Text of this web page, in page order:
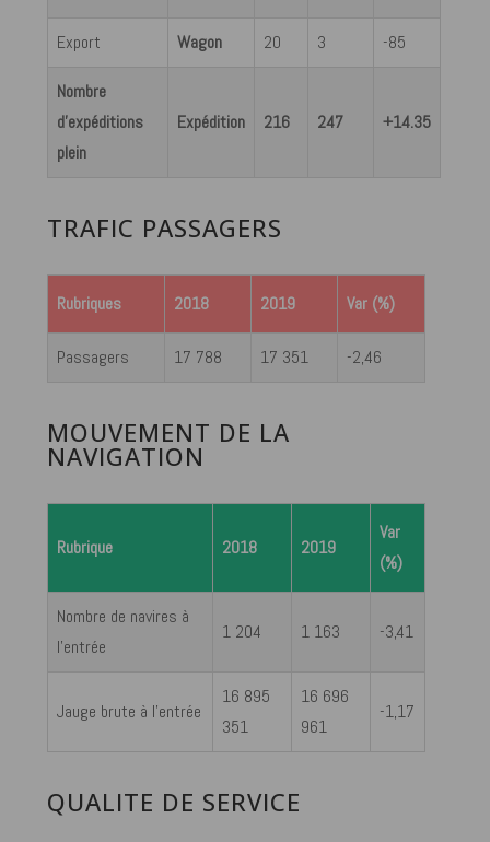
Export Wagon 20 3 -85
Nombre
d’expéditions
plein
Expédition 216 247 +14.35
TRAFIC PASSAGERS
Rubriques 2018 2019 Var (%)
Passagers 17 788 17 351 -2,46
MOUVEMENT DE LA
NAVIGATION
Rubrique 2018 2019
Var
(%)
Nombre de navires à
l’entrée
1 204 1 163 -3,41
Jauge brute à l’entrée
16 895
351
16 696
961
-1,17
QUALITE DE SERVICE